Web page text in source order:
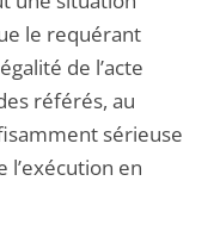
le requérant
de l’acte
référés, au
sérieuse
l’exécution en